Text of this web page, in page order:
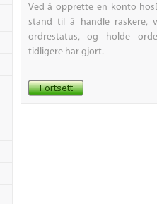
Ved å opprette en konto
stand til å handle raskere,
ordrestatus, og holde
tidligere har gjort.